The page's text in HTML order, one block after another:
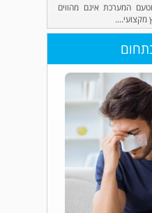
המערכת אינם מהווים
מקצועי....